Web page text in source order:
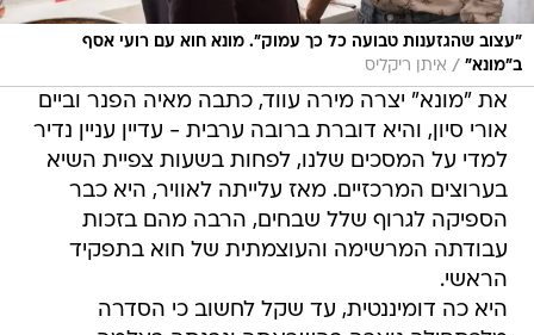
"עצוב שהגזענות טבועה כל כך עמוק". מונא חוא עם רועי אסף
ב"מונא" / איתן ריקליס
את "מונא" יצרה מירה עווד, כתבה מאיה הפנר וביים
אורי סיון, והיא דוברת ברובה ערבית - עדיין עניין נדיר
למדי על המסכים שלנו, לפחות בשעות צפיית השיא
בערוצים המרכזיים. מאז עלייתה לאוויר, היא כבר
הספיקה לגרוף שלל שבחים, הרבה מהם בזכות
עבודתה המרשימה והעוצמתית של חוא בתפקיד
הראשי.
היא כה דומיננטית, עד שקל לחשוב כי הסדרה